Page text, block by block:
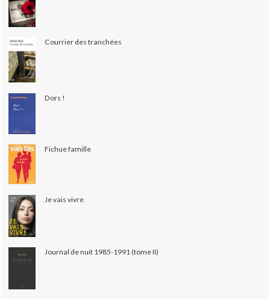
Courrier des tranchées
Dors !
Fichue famille
Je vais vivre
Journal de nuit 1985-1991 (tome II)